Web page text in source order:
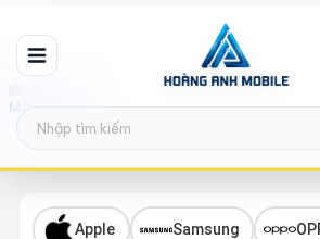
Máy thanh lý
Apple Samsung